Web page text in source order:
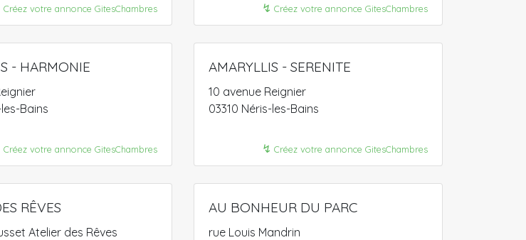
Créez votre annonce GitesChambres ↯ Créez votre annonce GitesChambres
- HARMONIE
Bains
Créez votre annonce GitesChambres
AMARYLLIS - SERENITE
10 avenue Reignier
03310 Néris-les-Bains
↯ Créez votre annonce GitesChambres
RÊVES
Atelier des Rêves
AU BONHEUR DU PARC
rue Louis Mandrin